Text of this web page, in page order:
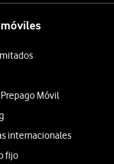
Móvil
internacionales
fijo